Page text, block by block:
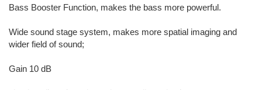
Bass Booster Function, makes the bass more powerful.
Wide sound stage system, makes more spatial imaging and
wider field of sound;
Gain 10 dB